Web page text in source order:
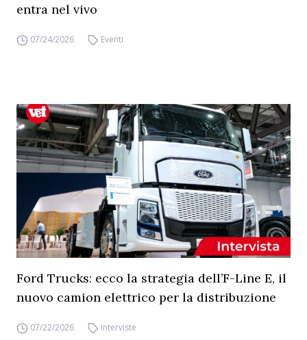
entra nel vivo
07/24/2026 Eventi
Ford Trucks: ecco la strategia dell’F-Line E, il
nuovo camion elettrico per la distribuzione
07/22/2026 Interviste